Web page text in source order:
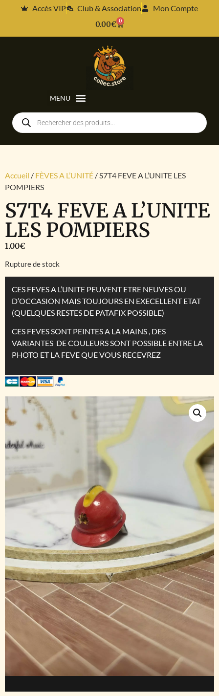
Accès VIP Club & Association
Mon Compte
0.00€ 0
Accueil / FÈVES A L’UNITÉ / S7T4 FEVE A L’UNITE LES
POMPIERS
S7T4 FEVE A L’UNITE
LES POMPIERS
1.00€
Rupture de stock
CES FEVES A L’UNITE PEUVENT ETRE NEUVES OU
D’OCCASION MAIS TOUJOURS EN EXECELLENT ETAT
(QUELQUES RESTES DE PATAFIX POSSIBLE)
CES FEVES SONT PEINTES A LA MAINS , DES
VARIANTES DE COULEURS SONT POSSIBLE ENTRE LA
PHOTO ET LA FEVE QUE VOUS RECEVREZ